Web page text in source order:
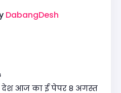
DabangDesh
आज का ई पेपर 8 अगस्त